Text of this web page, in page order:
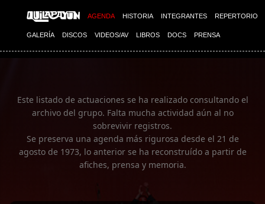
AGENDA HISTORIA INTEGRANTES REPERTORIO
GALERÍA DISCOS VIDEOS/AV LIBROS DOCS PRENSA
Imagen 01
Este listado de actuaciones se ha realizado consultando el
archivo del grupo. Falta mucha actividad aún al no
sobrevivir registros.
Se preserva una agenda más rigurosa desde el 21 de
agosto de 1973, lo anterior se ha reconstruído a partir de
afiches, prensa y memoria.